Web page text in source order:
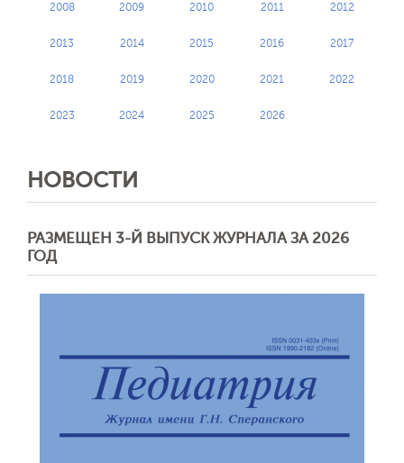
2008 2009 2010 2011 2012
2013 2014 2015 2016 2017
2018 2019 2020 2021 2022
2023 2024 2025 2026
НОВОСТИ
РАЗМЕЩЕН 3-Й ВЫПУСК ЖУРНАЛА ЗА 2026
ГОД